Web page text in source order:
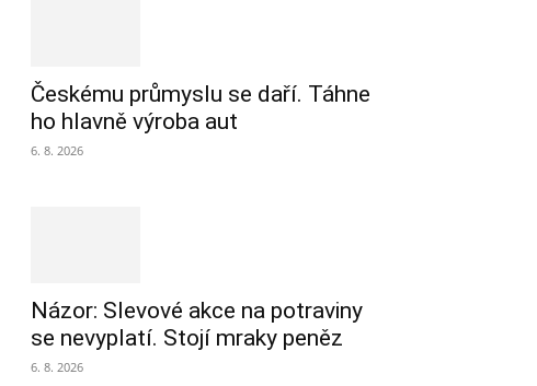
Českému průmyslu se daří. Táhne
ho hlavně výroba aut
6. 8. 2026
Názor: Slevové akce na potraviny
se nevyplatí. Stojí mraky peněz
6. 8. 2026